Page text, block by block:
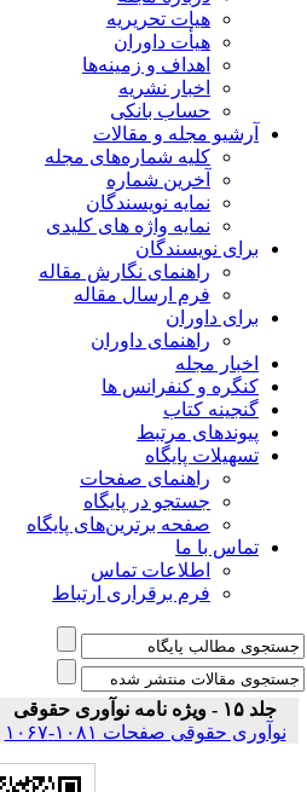
هیات تحریریه
هیأت داوران
اهداف و زمینه‌ها
اخبار نشریه
حساب بانکی
آرشیو مجله و مقالات
کلیه شماره‌های مجله
آخرین شماره
نمایه نویسندگان
نمایه واژه های کلیدی
برای نویسندگان
راهنمای نگارش مقاله
فرم ارسال مقاله
برای داوران
راهنمای داوران
اخبار مجله
کنگره و کنفرانس ها
گنجینه کتاب
پیوندهای مرتبط
تسهیلات پایگاه
راهنمای صفحات
جستجو در پایگاه
صفحه برترین‌های پایگاه
تماس با ما
اطلاعات تماس
فرم برقراری ارتباط
جلد ۱۵ - ویژه نامه نوآوری حقوقی
نوآوری حقوقی صفحات ۱۰۸۱-۱۰۶۷
|